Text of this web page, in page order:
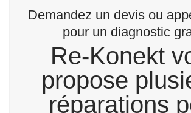
Demandez un devis ou
pour un diagnostic
Re-Konekt
propose
réparations